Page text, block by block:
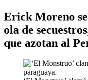
Erick Moreno
ola de
que azotan al